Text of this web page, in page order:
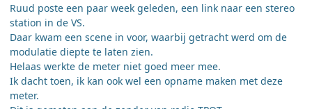
Ruud poste een paar week geleden, een link naar een stereo
station in de VS.
Daar kwam een scene in voor, waarbij getracht werd om de
modulatie diepte te laten zien.
Helaas werkte de meter niet goed meer mee.
Ik dacht toen, ik kan ook wel een opname maken met deze
meter.